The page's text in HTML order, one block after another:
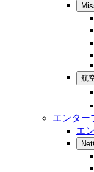
航
エンター
エ